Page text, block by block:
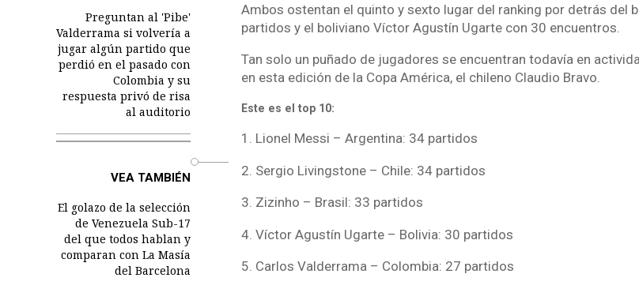
Preguntan al 'Pibe'
Valderrama si volvería a
jugar algún partido que
perdió en el pasado con
Colombia y su
respuesta privó de risa
al auditorio
Ambos ostentan el quinto y sexto lugar del ranking por detrás del
partidos y el boliviano Víctor Agustín Ugarte con 30 encuentros.
Tan solo un puñado de jugadores se encuentran todavía en
en esta edición de la Copa América, el chileno Claudio Bravo.
VEA TAMBIÉN
El golazo de la selección
de Venezuela Sub-17
del que todos hablan y
comparan con La Masía
del Barcelona
Este es el top 10:
1. Lionel Messi – Argentina: 34 partidos
2. Sergio Livingstone – Chile: 34 partidos
3. Zizinho – Brasil: 33 partidos
4. Víctor Agustín Ugarte – Bolivia: 30 partidos
5. Carlos Valderrama – Colombia: 27 partidos